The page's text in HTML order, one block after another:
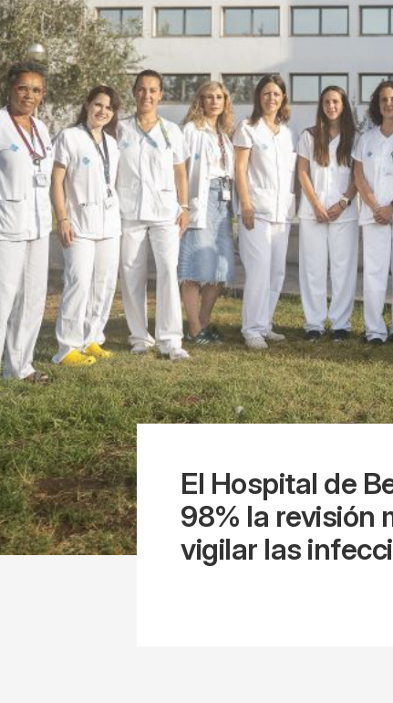
El Hospital de
98% la revisión
vigilar las